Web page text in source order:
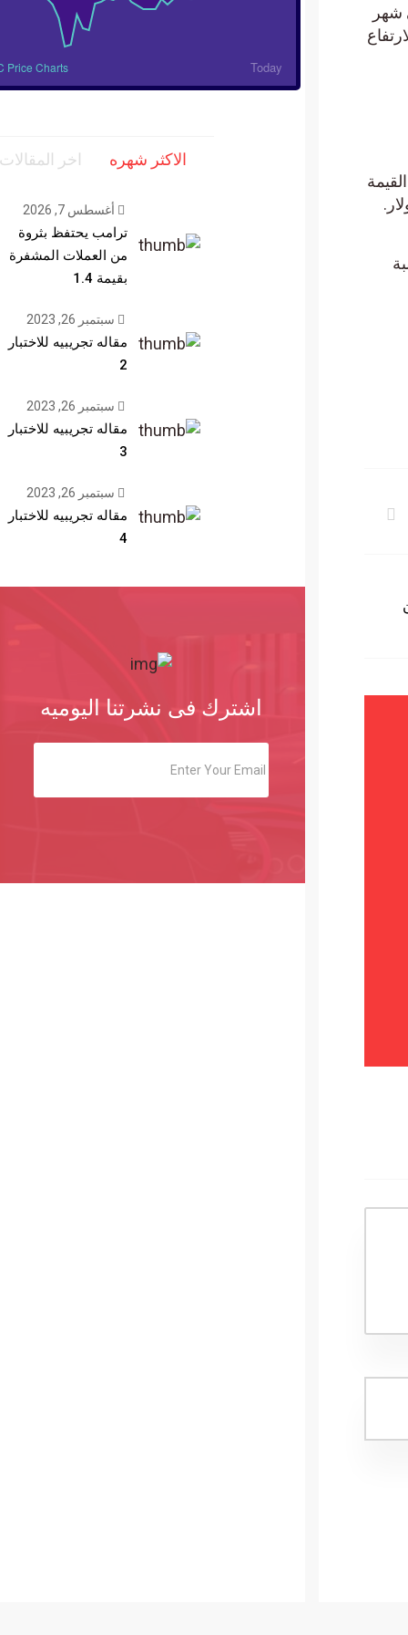
بـ 100,400 دولار في شهر
33%. يُعزى هذا الارتفاع
لتصل إلى 20 مليار دولار.
Price Charts Today
الاكثر شهره اخر
أغسطس 7, 2026
ترامب يحتفظ بثروة
من العملات المشفرة
بقيمة 1.4
سبتمبر 26, 2023
مقاله تجريبيه للاختبار
2
سبتمبر 26, 2023
مقاله تجريبيه للاختبار
3
سبتمبر 26, 2023
مقاله تجريبيه للاختبار
4
اشترك فى نشرتنا اليوميه